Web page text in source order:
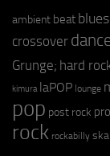
ambient beat blues
crossover
Grunge; hard
kimura laPOP lounge
pop post rock
rock rockabilly ska